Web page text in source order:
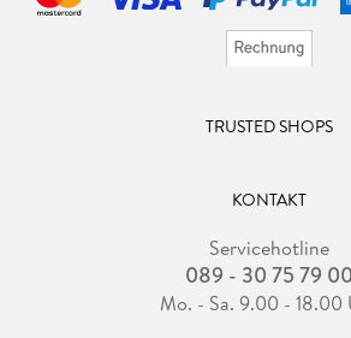
TRUSTED SHOPS
KONTAKT
Servicehotline
089 - 30 75 79 00
Mo. - Sa. 9.00 - 18.00